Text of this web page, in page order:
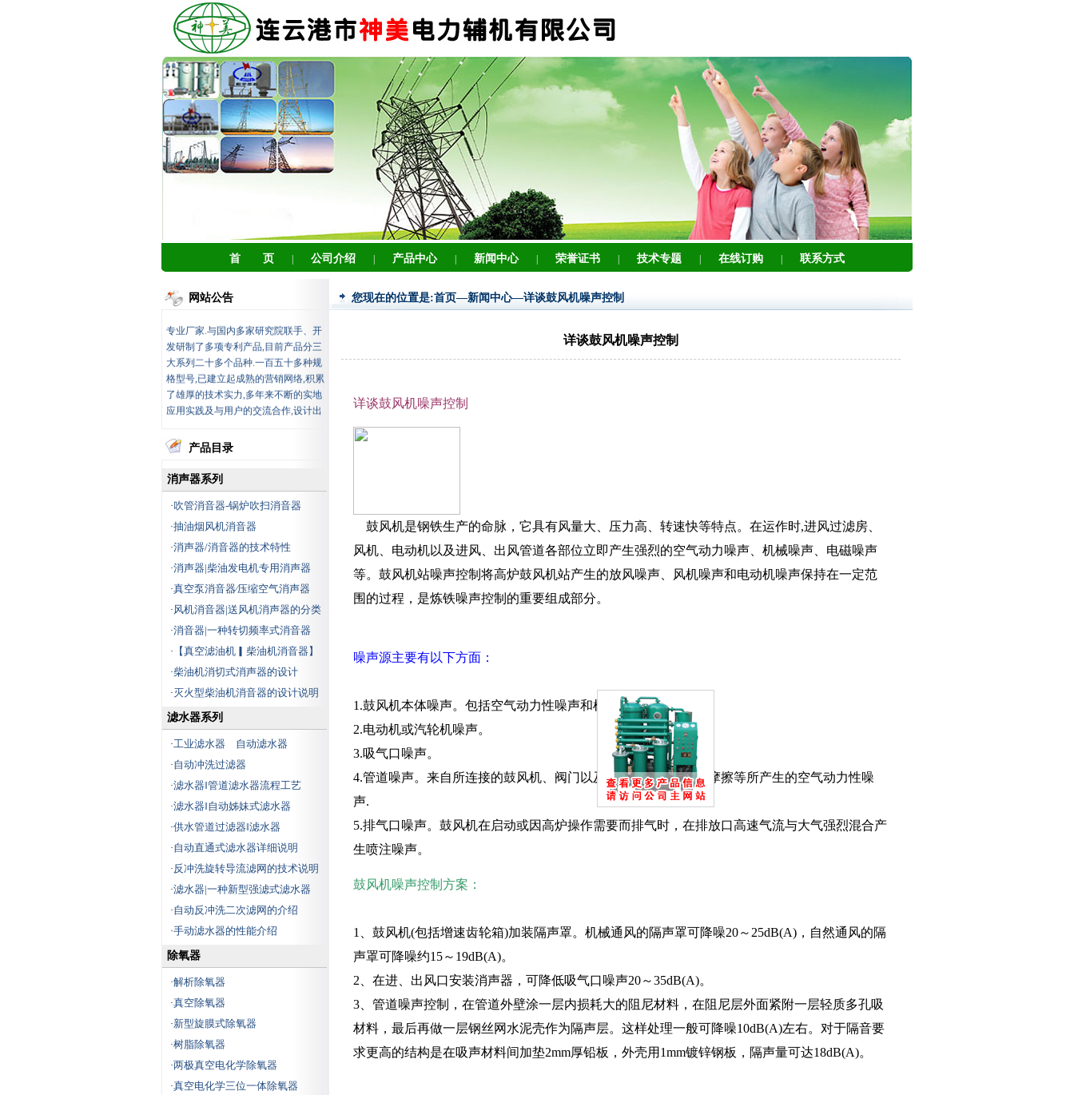
首 页 公司介绍 产品中心 新闻中心 荣誉证书 技术专题 在线订购 联系方式
网站公告
是专业生产电厂、电站等辅机设备的
发研制了多项专利产品,目前产品分三
大系列二十多个品种.一百五十多种规
格型号,已建立起成熟的营销网络,积累
了雄厚的技术实力,多年来不断的实地
应用实践及与用户的交流合作,设计出
具有高性纯、低成本环保型产品,得到
的认可,同时也得到行内的好评.
公司产品广泛应用于石油、石
化、化工冶金、制药、造纸、环保水
处理行业中,产品种类齐全,主要包括:
风机消声器、除氧器、射水抽气器、
蒸汽消声器、自动滤水器、蒸汽消音
业滤水器、激光打孔滤水器(专利
号:200720039900.2)、胶球清洗装置其
中电动二次滤网(专利
号:200720035746.1)、收球网(专利
号:200720035745.7)、化学补水,排汽
消声装置,消声器(风机消音装置),隔音
室及隔音段.汽液两相流自动调节疏水
器,减温减压器、锅炉消声器、煤灰取
音器，消声器等.
公司培养了多位技术全面的工程
技术员和销售人员,建立现代销售网络,
技术咨询、安装调试一条龙服务,为客
户解决技术问题,急客户所急,不光提供
优质产品,同时还为客户现场设计、现
场制作特殊产品.
公司确立了"以质量求生存,以效
我为人人"的企业信念;以优质的节能
环保设备为用户带来巨大的经济效益
是我们神美最大的目标和追求.连云港
搏、创造美好的未来.
产品目录
消声器系列
·吹管消音器-锅炉吹扫消音器
·抽油烟风机消音器
·消声器/消音器的技术特性
·消声器|柴油发电机专用消声器
·真空泵消音器∕压缩空气消声器
·风机消音器|送风机消声器的分类
·消音器|一种转切频率式消音器
· 【真空滤油机▎柴油机消音器】
·柴油机消切式消声器的设计
·灭火型柴油机消音器的设计说明
滤水器系列
·工业滤水器 自动滤水器
·自动冲洗过滤器
·滤水器‖管道滤水器流程工艺
·滤水器‖自动姊妹式滤水器
·供水管道过滤器‖滤水器
·自动直通式滤水器详细说明
·反冲洗旋转导流滤网的技术说明
·滤水器|一种新型强滤式滤水器
·自动反冲洗二次滤网的介绍
·手动滤水器的性能介绍
除氧器
·解析除氧器
·真空除氧器
·新型旋膜式除氧器
·树脂除氧器
·两极真空电化学除氧器
·真空电化学三位一体除氧器
您现在的位置是:首页—新闻中心—详谈鼓风机噪声控制
详谈鼓风机噪声控制
详谈鼓风机噪声控制
鼓风机是钢铁生产的命脉，它具有风量大、压力高、转速快等特点。在运作时,进风过滤房、
风机、电动机以及进风、出风管道各部位立即产生强烈的空气动力噪声、机械噪声、电磁噪声
等。鼓风机站噪声控制将高炉鼓风机站产生的放风噪声、风机噪声和电动机噪声保持在一定范
围的过程，是炼铁噪声控制的重要组成部分。
噪声源主要有以下方面：
1.鼓风机本体噪声。包括空气动力性噪声和机械噪声。
2.电动机或汽轮机噪声。
3.吸气口噪声。
4.管道噪声。来自所连接的鼓风机、阀门以及管道受气流冲击、摩擦等所产生的空气动力性噪
声.
5.排气口噪声。鼓风机在启动或因高炉操作需要而排气时，在排放口高速气流与大气强烈混合产
生喷注噪声。
鼓风机噪声控制方案：
1、鼓风机(包括增速齿轮箱)加装隔声罩。机械通风的隔声罩可降噪20～25dB(A)，自然通风的隔
声罩可降噪约15～19dB(A)。
2、在进、出风口安装消声器，可降低吸气口噪声20～35dB(A)。
3、管道噪声控制，在管道外壁涂一层内损耗大的阻尼材料，在阻尼层外面紧附一层轻质多孔吸
材料，最后再做一层钢丝网水泥壳作为隔声层。这样处理一般可降噪10dB(A)左右。对于隔音要
求更高的结构是在吸声材料间加垫2mm厚铅板，外壳用1mm镀锌钢板，隔声量可达18dB(A)。